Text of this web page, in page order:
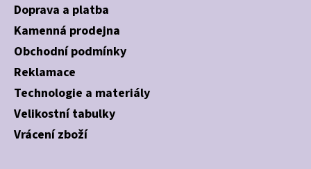
Doprava a platba
Kamenná prodejna
Obchodní podmínky
Reklamace
Technologie a materiály
Velikostní tabulky
Vrácení zboží